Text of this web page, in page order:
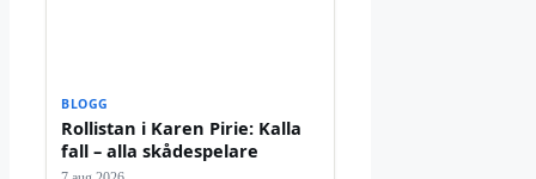
BLOGG
Rollistan i Karen Pirie: Kalla
fall – alla skådespelare